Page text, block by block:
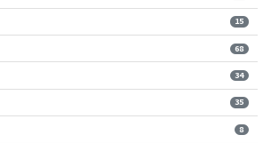
15
68
34
35
8